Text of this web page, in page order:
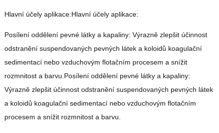
Hlavní účely aplikace:Hlavní účely aplikace:
Posílení oddělení pevné látky a kapaliny: Výrazně zlepšit účinnost
odstranění suspendovaných pevných látek a koloidů koagulační
sedimentací nebo vzduchovým flotačním procesem a snížit
rozmnitost a barvu.Posílení oddělení pevné látky a kapaliny:
Výrazně zlepšit účinnost odstranění suspendovaných pevných látek
a koloidů koagulační sedimentací nebo vzduchovým flotačním
procesem a snížit rozmnitost a barvu.